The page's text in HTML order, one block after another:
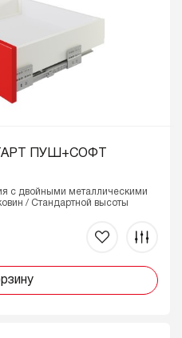
ПУШ+СОФТ
с двойными металлическими
/ Стандартной высоты